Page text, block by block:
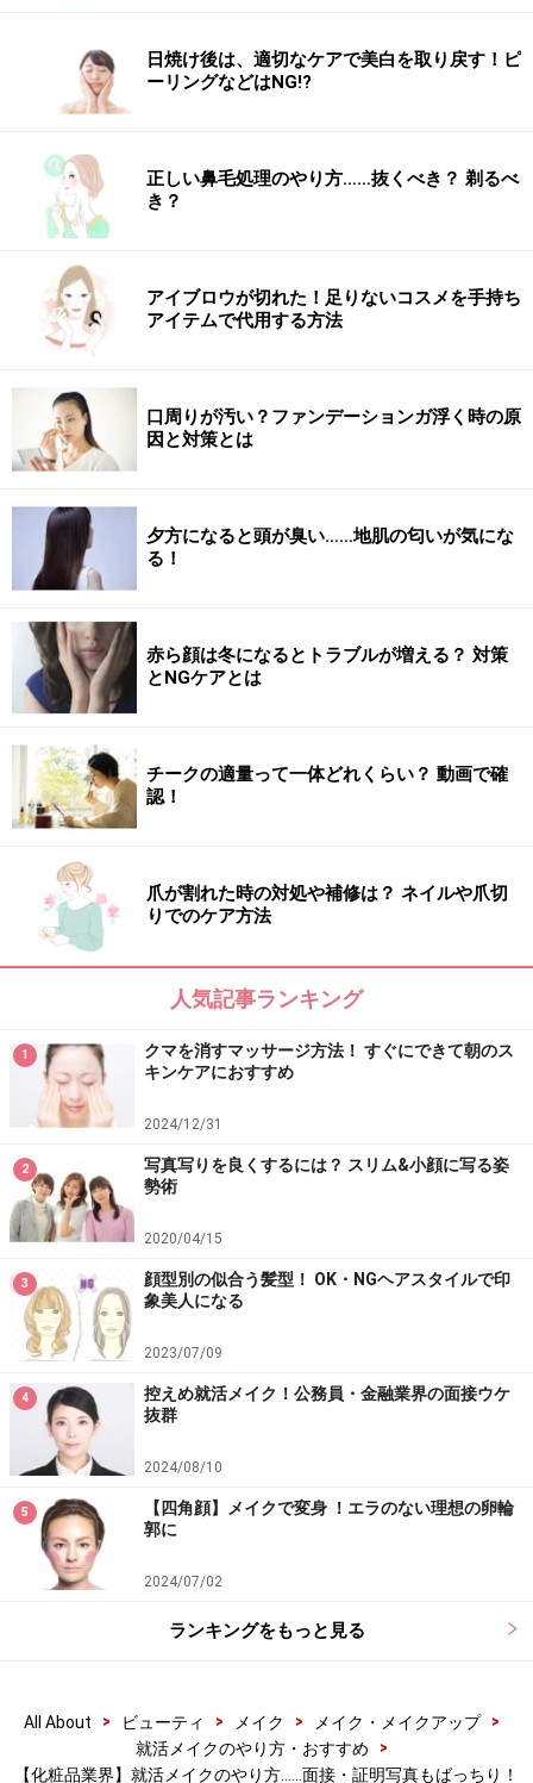
ンができますよ！
眉の形の印象はインパクト大！ 高低差があると、凛とし
た感じの印象を与えることができるので、是非やってみ
てくださいね。
3.アイシャドウのワザありグラデーション
の塗り方
さりげなくグラデーションテクをアピール
アイメイクは決して濃くしないで、グラデーションテク
ニックで、さりげなく「メイク上手！」をアピールしま
す。
色は基本的に
・ブラウン濃淡2色
・パールの入ったベージュ
・ニュアンスカラーのコーラルオレンジ
を使い、このような順番で塗ります。
1.アイホールに薄いブラウンを入れ影を作る
2.濃いブラウンを目尻に、球体に影を入れるようにくの
字型に入れる
3.同じく濃いブラウンを目尻にシュッと上向きに色を重
ね強調
4.軽くパールの入ったベージュをまぶたの中央に入れる
ニュアンスカラ―のコーラルオレンジは、血色が悪い時
や、華が欲しい時に、アイホールの目尻側にやわらかく
て毛あしの長いブラシでひと塗りさせます。華やかさが
足りない時や、血色が悪い時にオススメです。目元がパ
ッと華やぎます。
次に目力をアップさせるアイラインの描き方をお伝えい
たします。
4.アイラインはリキッドアイライナーで描
く
アイラインで意思を出す
日焼け後は、適切なケアで美白を取り戻す！ピ
ーリングなどはNG!?
正しい鼻毛処理のやり方……抜くべき？ 剃るべ
き？
アイブロウが切れた！足りないコスメを手持ち
アイテムで代用する方法
口周りが汚い？ファンデーションガ浮く時の原
因と対策とは
夕方になると頭が臭い……地肌の匂いが気にな
る！
赤ら顔は冬になるとトラブルが増える？ 対策
とNGケアとは
チークの適量って一体どれくらい？ 動画で確
認！
爪が割れた時の対処や補修は？ ネイルや爪切
りでのケア方法
人気記事ランキング
1
クマを消すマッサージ方法！ すぐにできて朝のス
キンケアにおすすめ
2024/12/31
2
写真写りを良くするには？ スリム&小顔に写る姿
勢術
2020/04/15
3
顔型別の似合う髪型！ OK・NGヘアスタイルで印
象美人になる
2023/07/09
4
控えめ就活メイク！公務員・金融業界の面接ウケ
抜群
2024/08/10
5
【四角顔】メイクで変身 ！エラのない理想の卵輪
郭に
2024/07/02
ランキングをもっと見る
All About > ビューティ > メイク > メイク・メイクアップ
>
就活メイクのやり方・おすすめ
>
【化粧品業界】就活メイクのやり方……面接・証明写真もばっちり！